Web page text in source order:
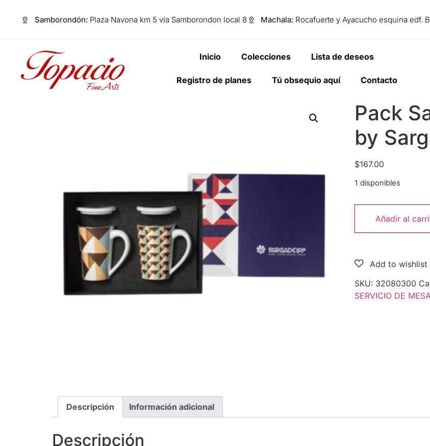
Samborondón: Plaza Navona km 5 vía Samborondon local 8 Machala: Rocafuerte y Ayacucho esquina edf.
Inicio Colecciones Lista de deseos
Registro de planes Tú obsequio aquí Contacto
Pack
by
$167.00
1 disponibles
Añadir al
SKU: 32080300
SERVICIO DE
Descripción Información adicional
Descripción